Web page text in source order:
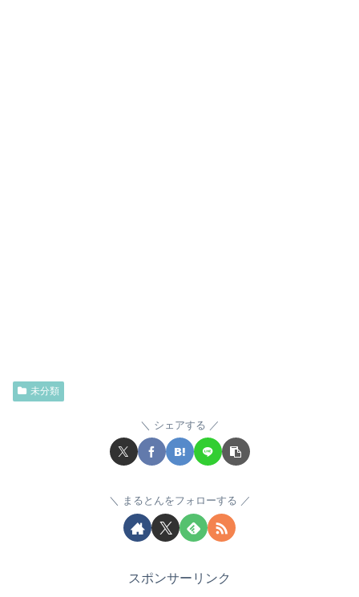
未分類
シェアする
まるとんをフォローする
スポンサーリンク